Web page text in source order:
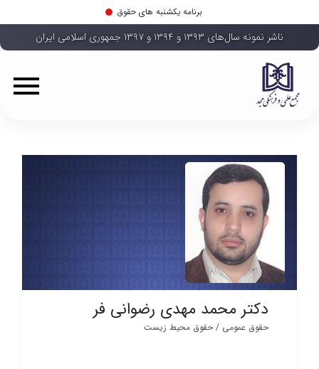
برنامه یکشنبه های حقوق
ناشر نمونه سال‌های ۱۳۹۳ و ۱۳۹۴ و ۱۳۹۷ جمهوری اسلامی ایران
دکتر محمد مهدی رضوانی فر
حقوق عمومی / حقوق محیط زیست